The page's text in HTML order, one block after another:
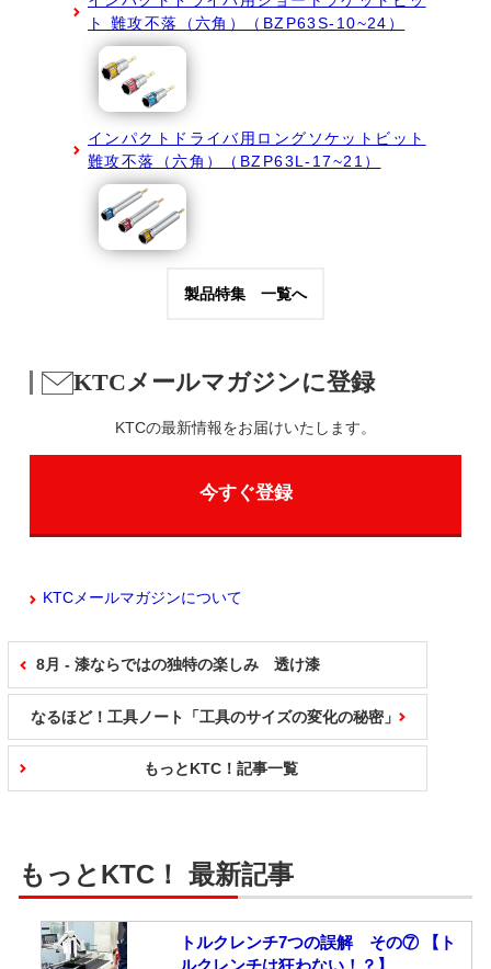
ト 難攻不落（六角）（BZP63S-10~24）
インパクトドライバ用ロングソケットビット
難攻不落（六角）（BZP63L-17~21）
製品特集 一覧へ
KTCメールマガジンに登録
KTCの最新情報をお届けいたします。
今すぐ登録
KTCメールマガジンについて
8月 - 漆ならではの独特の楽しみ 透け漆
もっとKTC！記事一覧
なるほど！工具ノート「工具のサイズの変化の秘密」
もっとKTC！ 最新記事
トルクレンチ7つの誤解 その⑦ 【ト